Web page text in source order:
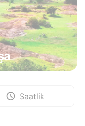
Saatlik